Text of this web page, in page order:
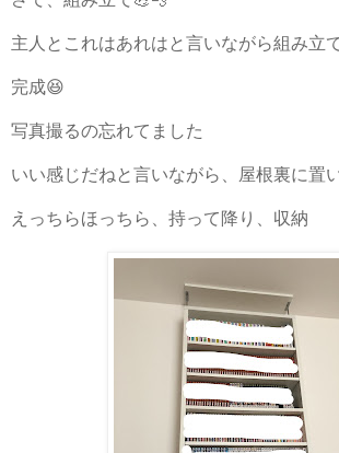
主人とこれはあれはと言いながら組み立
完成😆
写真撮るの忘れてました
いい感じだねと言いながら、屋根裏に置
えっちらほっちら、持って降り、収納